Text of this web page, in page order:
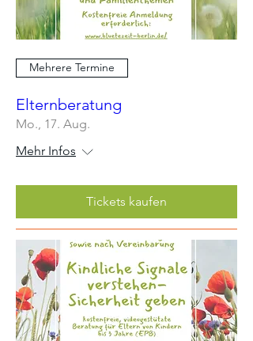
Mehrere Termine
Elternberatung
Mo., 17. Aug.
Mehr Infos
Tickets kaufen